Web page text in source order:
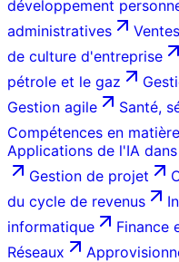
développement
administratives
de culture d'entreprise
pétrole et le gaz
Gestion agile
Santé,
Compétences en
Applications de l'IA
Gestion de projet
du cycle de revenus
informatique
Finance
Réseaux